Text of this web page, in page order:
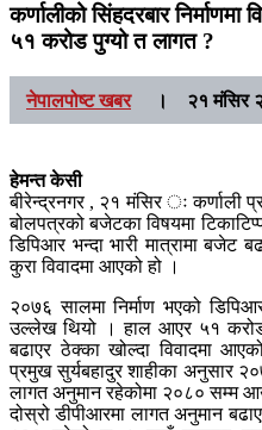
कर्णालीको सिंहदरबार
५१ करोड पुग्यो त लागत ?
नेपालपोष्ट खबर। २१ मंसिर
हेमन्त केसी
बीरेन्द्रनगर , २१ मंसिर ः कर्णाली
बोलपत्रको बजेटका विषयमा
डिपिआर भन्दा भारी मात्रामा बजेट
कुरा विवादमा आएको हो ।
२०७६ सालमा निर्माण भएको
उल्लेख थियो । हाल आएर ५१
बढाएर ठेक्का खोल्दा विवादमा
प्रमुख सुर्यबहादुर शाहीका अनुसार
लागत अनुमान रहेकोमा २०८० सम्म
दोस्रो डीपीआरमा लागत अनुमान